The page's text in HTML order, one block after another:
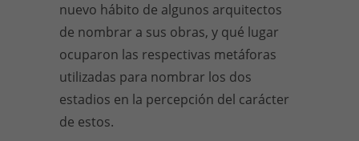
nuevo hábito de algunos arquitectos
de nombrar a sus obras, y qué lugar
ocuparon las respectivas metáforas
utilizadas para nombrar los dos
estadios en la percepción del carácter
de estos.